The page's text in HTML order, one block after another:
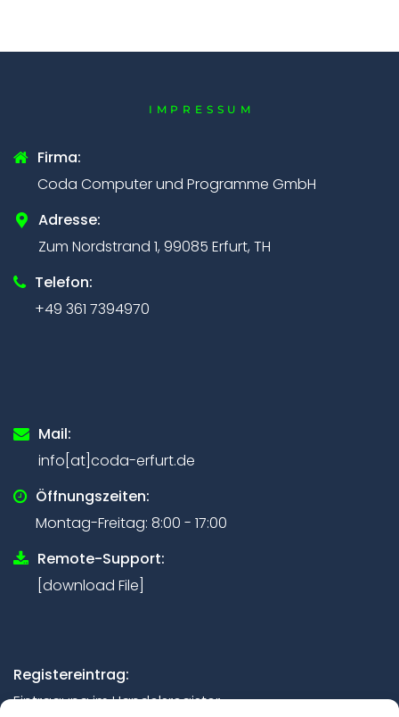
IMPRESSUM
Firma:
Coda Computer und Programme GmbH
Adresse:
Zum Nordstrand 1, 99085 Erfurt, TH
Telefon:
+49 361 7394970
Mail:
info[at]coda-erfurt.de
Öffnungszeiten:
Montag-Freitag: 8:00 - 17:00
Remote-Support:
[download File]
Registereintrag:
Eintragung im Handelsregister